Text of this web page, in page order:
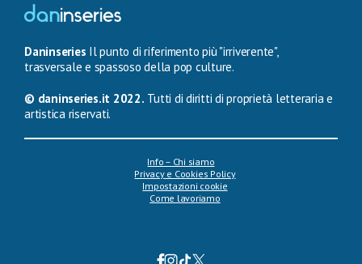
Daninseries Il punto di riferimento più "irriverente",
trasversale e spassoso della pop culture.
© daninseries.it 2022. Tutti di diritti di proprietà letteraria e
artistica riservati.
Info – Chi siamo
Privacy e Cookies Policy
Impostazioni cookie
Come lavoriamo